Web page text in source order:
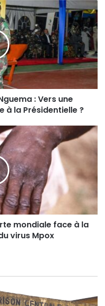
: Vers une
à la Présidentielle ?
mondiale face à la
virus Mpox